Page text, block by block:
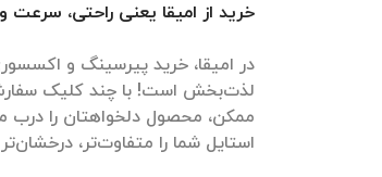
خرید از امیقا یعنی راحتی، سرعت
در امیقا، خرید پیرسینگ و
لذت‌بخش است! با چند کلیک
ممکن، محصول دلخواهتان را درب